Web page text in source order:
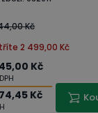
Kč
2 499,00 Kč
Kč
Kč